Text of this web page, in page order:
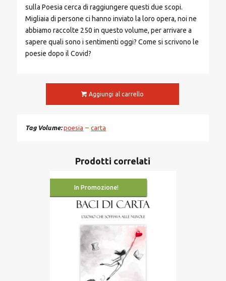
sulla Poesia cerca di raggiungere questi due scopi.
Migliaia di persone ci hanno inviato la loro opera, noi ne
abbiamo raccolte 250 in questo volume, per arrivare a
sapere quali sono i sentimenti oggi? Come si scrivono le
poesie dopo il Covid?
Aggiungi al carrello
Tag Volume poesia carta
Prodotti correlati
In Promozione!